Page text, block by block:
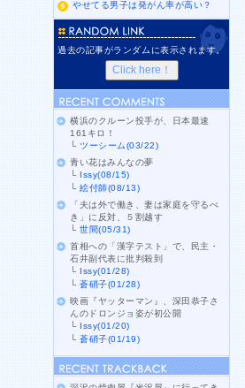
やせてる男子は発がん率が高い？
過去の記事がランダムに表示されます。
横浜のクルーン投手が、日本最速
161キロ！
└ツーシーム(03/22)
青い花はみんなの夢
└ Issy(08/15)
└絵付師(08/13)
「夫は外で働き、妻は家庭を守るべ
き」に反対、５割越す
└世間(05/31)
首相への「漢字テスト」で、民主・
石井副代表に批判殺到
└ Issy(01/28)
└蒼硝子(01/28)
映画『ヤッターマン』、深田恭子さ
んのドロンジョ姿が初公開
└ Issy(01/20)
└蒼硝子(01/19)